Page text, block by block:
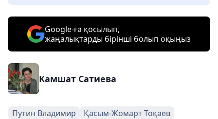
Google-ға қосылып,
жаңалықтарды бірінші болып оқыңыз
Камшат Сатиева
Путин Владимир Қасым-Жомарт Тоқаев